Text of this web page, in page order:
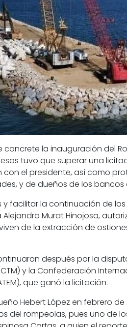
concrete la inauguración del
tuvo que superar una
el presidente, así como
y de dueños de los
facilitar la continuación de
Murat Hinojosa,
de la extracción de
después por la
y la Confederación
que ganó la licitación.
Hebert López en febrero
del rompeolas, pues uno de